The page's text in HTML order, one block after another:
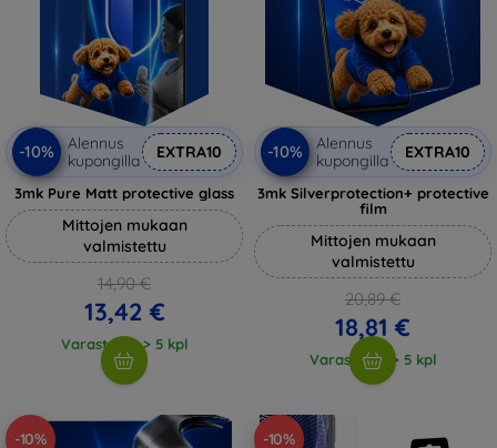
-10%
Alennus
kupongilla
EXTRA10
3mk Pure Matt protective glass
Mittojen mukaan
valmistettu
14,90 €
13,42 €
Varastossa > 5 kpl
-10%
Alennus
kupongilla
EXTRA10
3mk Silverprotection+ protective
film
Mittojen mukaan
valmistettu
20,89 €
18,81 €
Varastossa > 5 kpl
-10% -10%